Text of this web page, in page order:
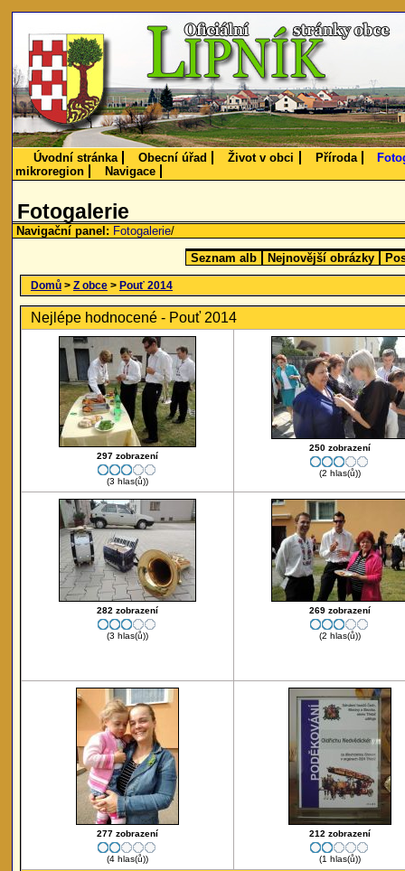
Úvodní stránka Obecní úřad Život v obci Příroda
mikroregion
Navigace
Fotogalerie
Navigační panel: Fotogalerie/
Seznam alb Nejnovější obrázky
Domů> Z obce> Pouť 2014
Nejlépe hodnocené - Pouť 2014
297 zobrazení
(3 hlas(ů))
250 zobrazení
(2 hlas(ů))
282 zobrazení
(3 hlas(ů))
269 zobrazení
(2 hlas(ů))
277 zobrazení
(4 hlas(ů))
212 zobrazení
(1 hlas(ů))